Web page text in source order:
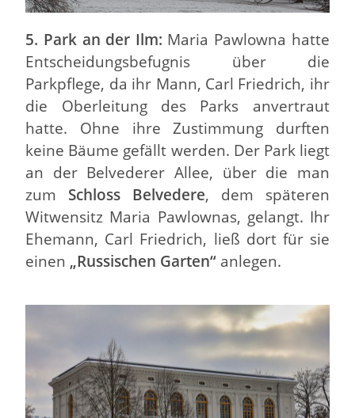
5. Park an der Ilm: Maria Pawlowna hatte
Entscheidungsbefugnis über die
Parkpflege, da ihr Mann, Carl Friedrich, ihr
die Oberleitung des Parks anvertraut
hatte. Ohne ihre Zustimmung durften
keine Bäume gefällt werden. Der Park liegt
an der Belvederer Allee, über die man
zum Schloss Belvedere, dem späteren
Witwensitz Maria Pawlownas, gelangt. Ihr
Ehemann, Carl Friedrich, ließ dort für sie
einen „Russischen Garten“ anlegen.